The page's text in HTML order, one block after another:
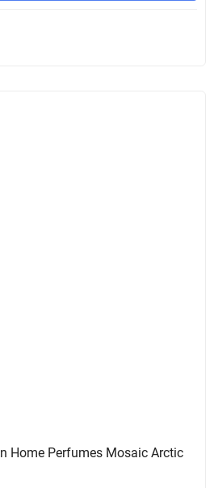
Home Perfumes Mosaic Arctic